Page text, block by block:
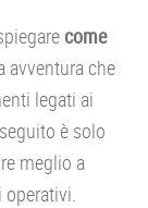
come
avventura che
legati ai
è solo
meglio a